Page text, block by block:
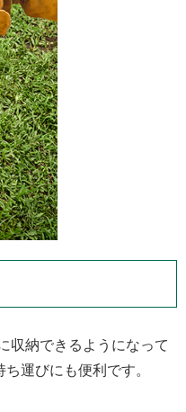
収納できるようになって
運びにも便利です。